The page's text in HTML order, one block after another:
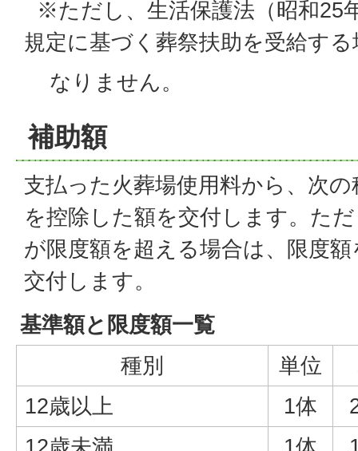
※ただし、生活保護法（昭和25
規定に基づく葬祭扶助を受給す
なりません。
補助額
支払った火葬場使用料から、次
を控除した額を交付します。た
が限度額を超える場合は、限度
交付します。
基準額と限度額一覧
種別
単位
12歳以上
1体